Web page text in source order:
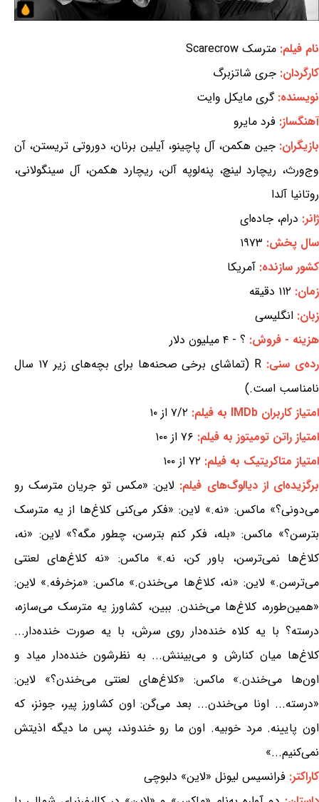
نام فیلم: مترسک Scarecrow
کارگردان: جری شاتزبرگ
نویسنده:گری مایکل وایت
آهنگساز: فرد مایرو
بازیگران:جین هکمن، آل پاچینو، آیلین برنان، دوروتی تریستن، آن
وج‌ورث، ریچارد لینچ، پنه‌لوپه آلن، ریچارد هکمن، آل سینگولانی،
روتانیا آلدا
ژانر: درام، جاده‌ای
سال پخش: ۱۹۷۳
کشور سازنده: آمریکا
زمان: ۱۱۲ دقیقه
زبان: انگلیسی
هزینه - فروش: ؟ - ۴ میلیون دلار
رده‌ی سنی:
R (تماشای برخی صحنه‌ها برای بچه‌های زیر ۱۷ سال
نامناسب است.)
امتیاز کاربران IMDb به فیلم:
۷/۲ از ۱۰
امتیاز راتن تومیتوز به فیلم: ۷۶ از ۱۰۰
امتیاز متاکریتیک به فیلم: ۷۲ از ۱۰۰
برگزیده‌ای از دیالوگ‌های فیلم: لاین: «مکس تو جریان مترسک رو
می‌دونی؟» ماکس: «نه.» لاین: «فکر می‌کنی کلاغ‌ها از یه مترسک
بترسن؟» ماکس: «بله، فکر کنم بترسن، چطور مگه؟» لاین: «نه،
کلاغ‌ها نمی‌ترسن، باور کن، نه.» ماکس: «نه کلاغ‌های لعنتی
می‌ترسن.» لاین: «نه، کلاغ‌ها می‌خندن.» ماکس: «مزخرفه.» لاین:
«همین‌طوره، کلاغ‌ها می‌خندن. ببین، کشاورز یه مترسک می‌سازه،
درسته؟ با یه کلاه خنده‌دار روی سرش، با یه صورت خنده‌دار...
کلاغ‌ها میان کنارش و می‌بیننش... به نظرشون خنده‌دار میاد و
اون‌ها می‌خندن.» ماکس: «کلاغ‌های لعنتی می‌خندن؟» لاین:
«درسته... اونا می‌خندن... بعد می‌گن: اون کشاورز پیر، جونز، که
اون پایینه. مرد خوبیه. اون ما رو خندوند، پس ما دیگه اذیتش
نمی‌کنیم...»
کاراکتر: فرانسیس لیونل «لاین» دلبوچی